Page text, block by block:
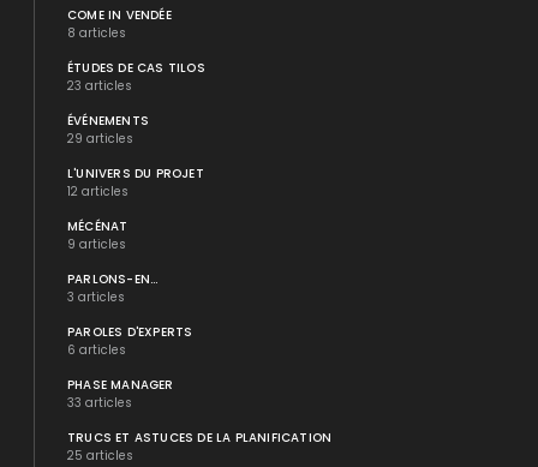
COME IN VENDÉE
8 articles
ÉTUDES DE CAS TILOS
23 articles
ÉVÉNEMENTS
29 articles
L'UNIVERS DU PROJET
12 articles
MÉCÉNAT
9 articles
PARLONS-EN...
3 articles
PAROLES D'EXPERTS
6 articles
PHASE MANAGER
33 articles
TRUCS ET ASTUCES DE LA PLANIFICATION
25 articles